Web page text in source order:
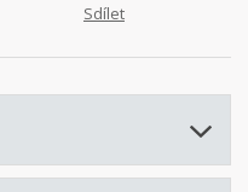
Sdílet